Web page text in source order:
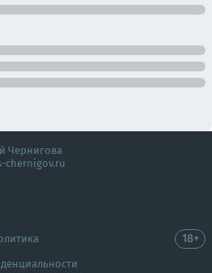
Чернигова
chernigov.ru
18+